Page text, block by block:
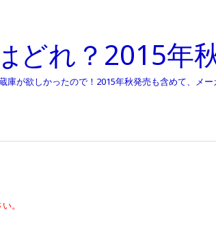
れ？2015年
が欲しかったので！2015年秋発売も含めて、メ
。